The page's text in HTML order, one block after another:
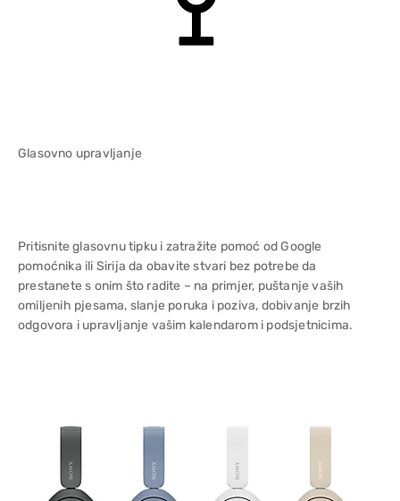
Glasovno upravljanje
Pritisnite glasovnu tipku i zatražite pomoć od Google
pomoćnika ili Sirija da obavite stvari bez potrebe da
prestanete s onim što radite – na primjer, puštanje vaših
omiljenih pjesama, slanje poruka i poziva, dobivanje brzih
odgovora i upravljanje vašim kalendarom i podsjetnicima.